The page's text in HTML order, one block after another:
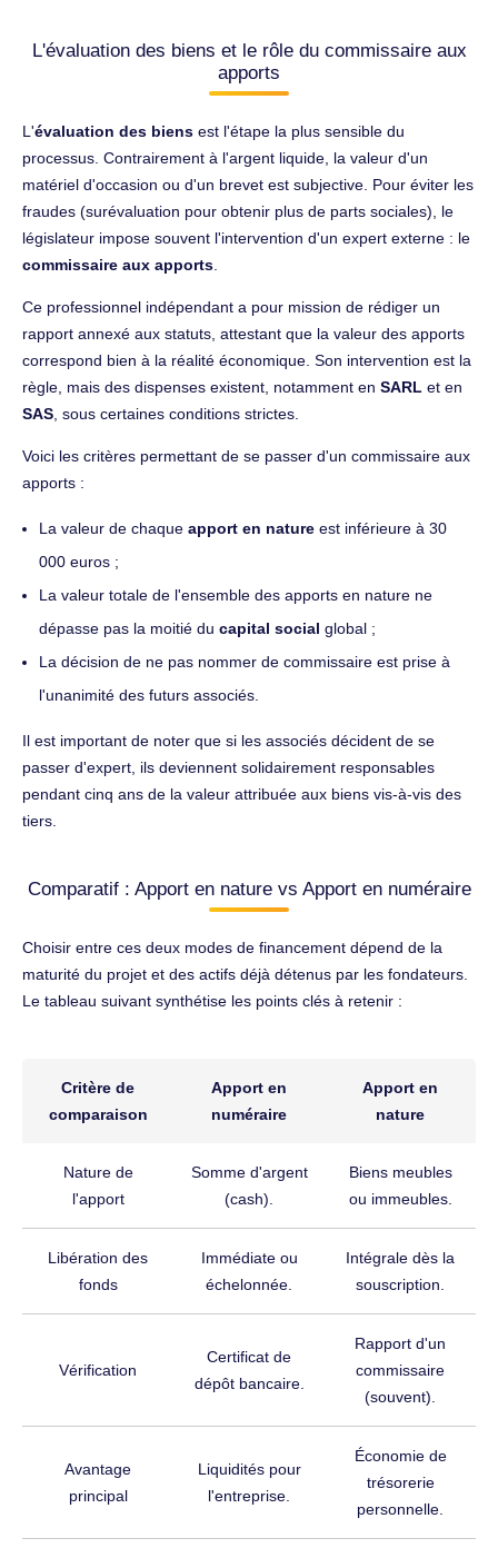
L'évaluation des biens et le rôle du commissaire aux
apports
L'évaluation des biens est l'étape la plus sensible du
processus. Contrairement à l'argent liquide, la valeur d'un
matériel d'occasion ou d'un brevet est subjective. Pour éviter les
fraudes (surévaluation pour obtenir plus de parts sociales), le
législateur impose souvent l'intervention d'un expert externe : le
commissaire aux apports
Ce professionnel indépendant a pour mission de rédiger un
rapport annexé aux statuts, attestant que la valeur des apports
correspond bien à la réalité économique. Son intervention est la
règle, mais des dispenses existent, notamment en SARL et en
SAS , sous certaines conditions strictes.
Voici les critères permettant de se passer d'un commissaire aux
apports :
La valeur de chaque apport en nature est inférieure à 30
000 euros ;
La valeur totale de l'ensemble des apports en nature ne
dépasse pas la moitié du capital social global ;
La décision de ne pas nommer de commissaire est prise à
l'unanimité des futurs associés.
Il est important de noter que si les associés décident de se
passer d'expert, ils deviennent solidairement responsables
pendant cinq ans de la valeur attribuée aux biens vis-à-vis des
tiers.
Comparatif : Apport en nature vs Apport en numéraire
Choisir entre ces deux modes de financement dépend de la
maturité du projet et des actifs déjà détenus par les fondateurs.
Le tableau suivant synthétise les points clés à retenir :
Critère de
comparaison
Apport en
numéraire
Apport en
nature
Nature de
l'apport
Somme d'argent
(cash).
Biens meubles
ou immeubles.
Libération des
fonds
Immédiate ou
échelonnée.
Intégrale dès la
souscription.
Vérification
Certificat de
dépôt bancaire.
Rapport d'un
commissaire
(souvent).
Avantage
principal
Liquidités pour
l'entreprise.
Économie de
trésorerie
personnelle.